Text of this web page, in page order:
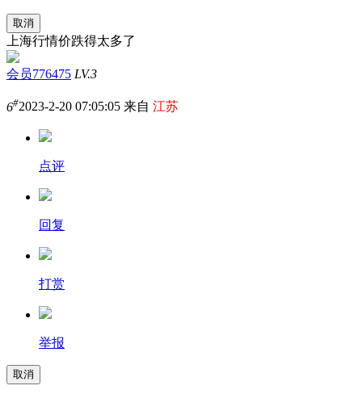
取消
上海行情价跌得太多了
会员776475 LV.3
6#2023-2-20 07:05:05 来自 江苏
点评
回复
打赏
举报
取消